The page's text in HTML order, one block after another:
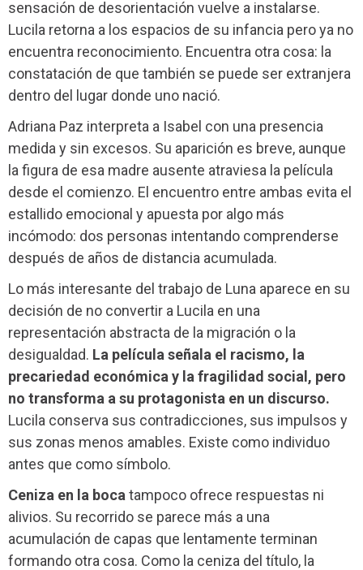
sensación de desorientación vuelve a instalarse.
Lucila retorna a los espacios de su infancia pero ya no
encuentra reconocimiento. Encuentra otra cosa: la
constatación de que también se puede ser extranjera
dentro del lugar donde uno nació.
Adriana Paz interpreta a Isabel con una presencia
medida y sin excesos. Su aparición es breve, aunque
la figura de esa madre ausente atraviesa la película
desde el comienzo. El encuentro entre ambas evita el
estallido emocional y apuesta por algo más
incómodo: dos personas intentando comprenderse
después de años de distancia acumulada.
Lo más interesante del trabajo de Luna aparece en su
decisión de no convertir a Lucila en una
representación abstracta de la migración o la
desigualdad. La película señala el racismo, la
precariedad económica y la fragilidad social, pero
no transforma a su protagonista en un discurso.
Lucila conserva sus contradicciones, sus impulsos y
sus zonas menos amables. Existe como individuo
antes que como símbolo.
Ceniza en la boca tampoco ofrece respuestas ni
alivios. Su recorrido se parece más a una
acumulación de capas que lentamente terminan
formando otra cosa. Como la ceniza del título, la